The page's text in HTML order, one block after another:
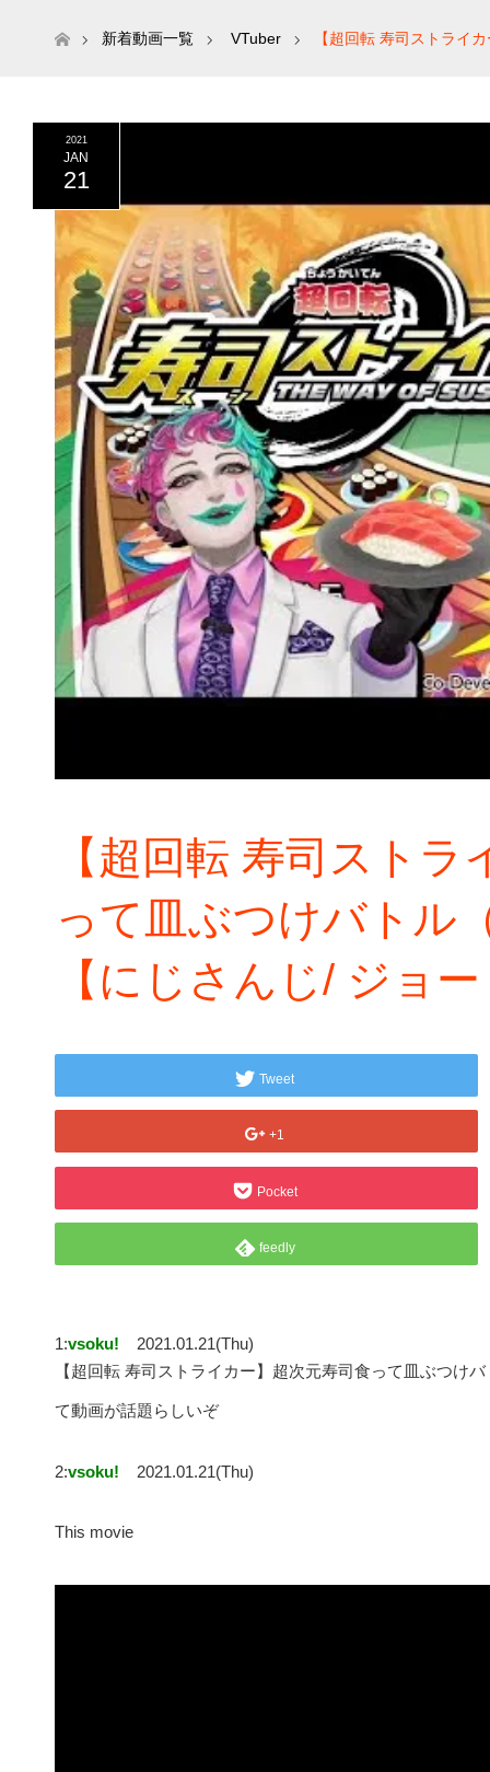
ホーム新着動画一覧 VTuber 【超回転 寿司ストライ
2021
JAN
21
【超回転 寿司スト
って皿ぶつけバトル
【にじさんじ/ ジョ
Tweet
+1
Pocket
feedly
1:vsoku!
2021.01.21(Thu)
【超回転 寿司ストライカー】超次元寿司食って皿ぶつけ
て動画が話題らしいぞ
2:vsoku! 2021.01.21(Thu)
This movie